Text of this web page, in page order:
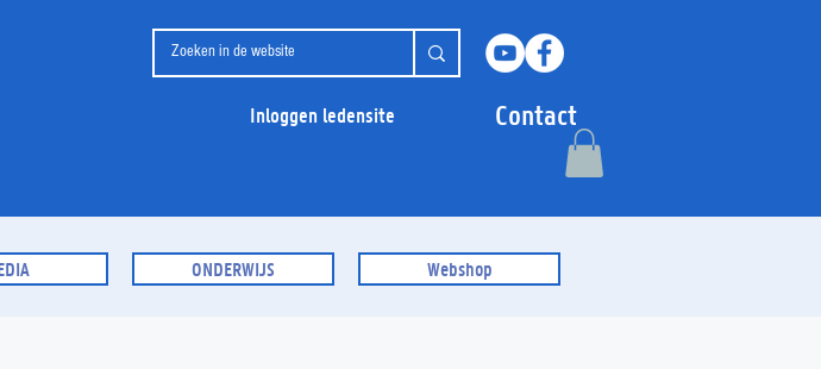
Inloggen ledensite Contact
ONDERWIJS Webshop